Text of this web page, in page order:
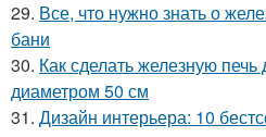
29. Все, что нужно знать о
бани
30. Как сделать железную
диаметром 50 см
31. Дизайн интерьера: 10